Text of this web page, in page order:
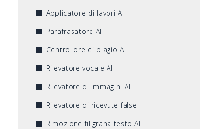
Applicatore di lavori AI
Parafrasatore AI
Controllore di plagio AI
Rilevatore vocale AI
Rilevatore di immagini AI
Rilevatore di ricevute false
Rimozione filigrana testo AI